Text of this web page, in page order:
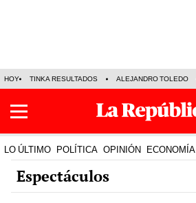
HOY TINKA RESULTADOS ALEJANDRO TOLEDO
LO ÚLTIMO POLÍTICA OPINIÓN ECONOMÍA
Espectáculos